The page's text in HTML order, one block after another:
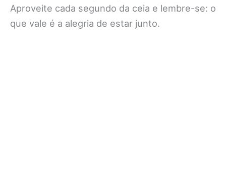
Aproveite cada segundo da ceia e lembre-se: o
que vale é a alegria de estar junto.